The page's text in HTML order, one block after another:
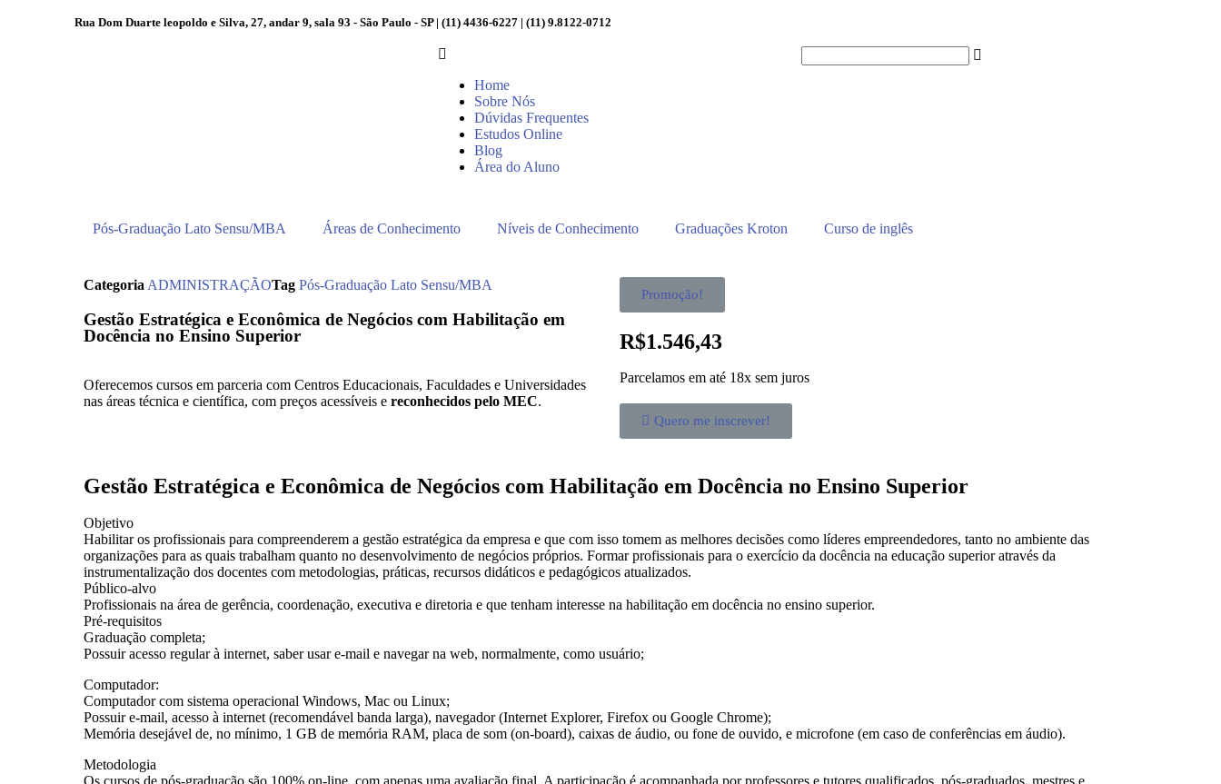
Rua Dom Duarte leopoldo e Silva, 27, andar 9, sala 93 - São Paulo - SP | (11) 4436-6227 | (11) 9.8122-0712
Home
Sobre Nós
Dúvidas Frequentes
Estudos Online
Blog
Área do Aluno
Pós-Graduação Lato Sensu/MBA Áreas de Conhecimento Níveis de Conhecimento Graduações Kroton Curso de inglês
Categoria ADMINISTRAÇÃOTag Pós-Graduação Lato Sensu/MBA
Gestão Estratégica e Econômica de Negócios com Habilitação em
Docência no Ensino Superior
Oferecemos cursos em parceria com Centros Educacionais, Faculdades e Universidades
nas áreas técnica e científica, com preços acessíveis e reconhecidos pelo MEC.
Promoção!
R$1.546,43
Parcelamos em até 18x sem juros
Quero me inscrever!
Gestão Estratégica e Econômica de Negócios com Habilitação em Docência no Ensino Superior
Objetivo
Habilitar os profissionais para compreenderem a gestão estratégica da empresa e que com isso tomem as melhores decisões como líderes empreendedores, tanto no ambiente das
organizações para as quais trabalham quanto no desenvolvimento de negócios próprios. Formar profissionais para o exercício da docência na educação superior através da
instrumentalização dos docentes com metodologias, práticas, recursos didáticos e pedagógicos atualizados.
Público-alvo
Profissionais na área de gerência, coordenação, executiva e diretoria e que tenham interesse na habilitação em docência no ensino superior.
Pré-requisitos
Graduação completa;
Possuir acesso regular à internet, saber usar e-mail e navegar na web, normalmente, como usuário;
Computador:
Computador com sistema operacional Windows, Mac ou Linux;
Possuir e-mail, acesso à internet (recomendável banda larga), navegador (Internet Explorer, Firefox ou Google Chrome);
Memória desejável de, no mínimo, 1 GB de memória RAM, placa de som (on-board), caixas de áudio, ou fone de ouvido, e microfone (em caso de conferências em áudio).
Metodologia
Os cursos de pós-graduação são 100% on-line, com apenas uma avaliação final. A participação é acompanhada por professores e tutores qualificados, pós-graduados, mestres e